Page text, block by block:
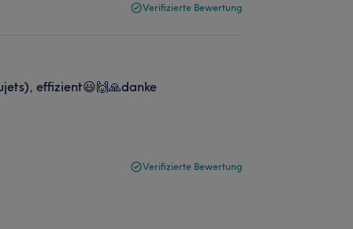
Verifizierte Bewertung
effizient😃🙌🙏danke
Verifizierte Bewertung